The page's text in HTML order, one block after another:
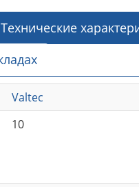
Технические
Valtec
10